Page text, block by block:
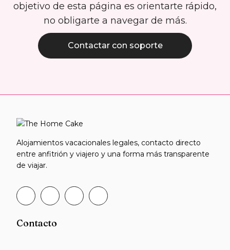
objetivo de esta página es orientarte rápido,
no obligarte a navegar de más.
Contactar con soporte
Alojamientos vacacionales legales, contacto directo
entre anfitrión y viajero y una forma más transparente
de viajar.
Contacto